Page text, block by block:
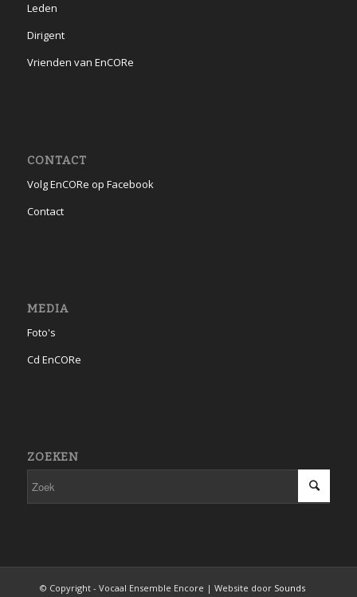
Leden
Dirigent
Vrienden van EnCORe
CONTACT
Volg EnCORe op Facebook
Contact
MEDIA
Foto's
Cd EnCORe
ZOEKEN
© Copyright - Vocaal Ensemble Encore | Website door Sounds